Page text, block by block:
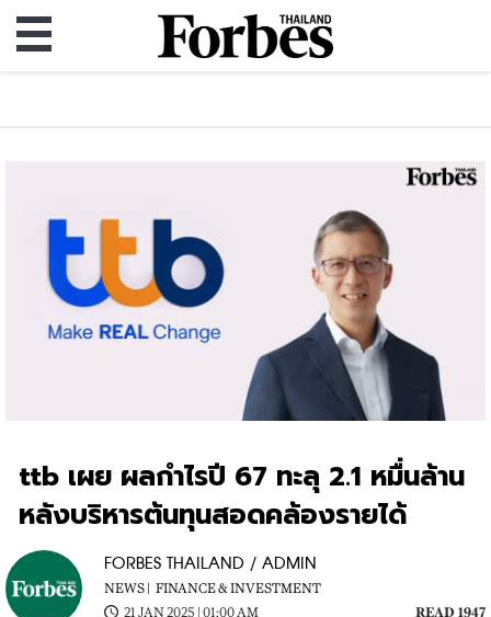
ttb เผย ผลกำไรปี 67 ทะลุ 2.1 หมื่นล้าน
หลังบริหารต้นทุนสอดคล้องรายได้
FORBES THAILAND / ADMIN
NEWS | FINANCE & INVESTMENT
21 JAN 2025 | 01:00 AM
READ 1947